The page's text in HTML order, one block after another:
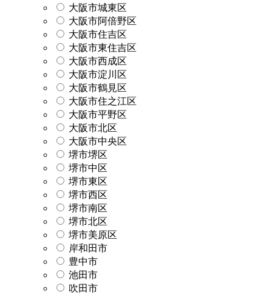
大阪市城東区
大阪市阿倍野区
大阪市住吉区
大阪市東住吉区
大阪市西成区
大阪市淀川区
大阪市鶴見区
大阪市住之江区
大阪市平野区
大阪市北区
大阪市中央区
堺市堺区
堺市中区
堺市東区
堺市西区
堺市南区
堺市北区
堺市美原区
岸和田市
豊中市
池田市
吹田市